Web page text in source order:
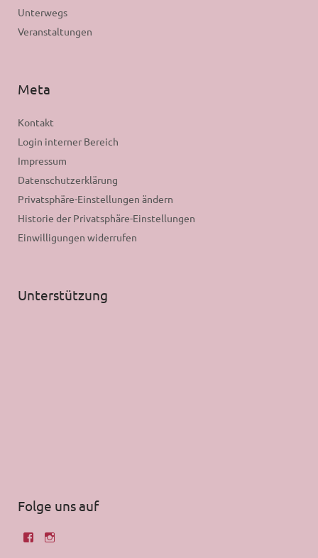
Unterwegs
Veranstaltungen
Meta
Kontakt
Login interner Bereich
Impressum
Datenschutzerklärung
Privatsphäre-Einstellungen ändern
Historie der Privatsphäre-Einstellungen
Einwilligungen widerrufen
Unterstützung
Folge uns auf